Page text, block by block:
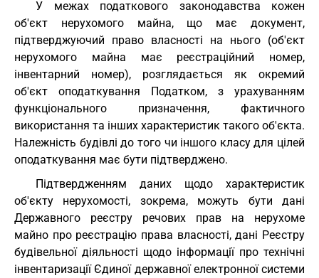
У межах податкового законодавства кожен
об'єкт нерухомого майна, що має документ,
підтверджуючий право власності на нього (об'єкт
нерухомого майна має реєстраційний номер,
інвентарний номер), розглядається як окремий
об'єкт оподаткування Податком, з урахуванням
функціонального призначення, фактичного
використання та інших характеристик такого об'єкта.
Належність будівлі до того чи іншого класу для цілей
оподаткування має бути підтверджено.
Підтвердженням даних щодо характеристик
об'єкту нерухомості, зокрема, можуть бути дані
Державного реєстру речових прав на нерухоме
майно про реєстрацію права власності, дані Реєстру
будівельної діяльності щодо інформації про технічні
інвентаризації Єдиної державної електронної системи